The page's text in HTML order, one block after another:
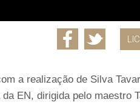
a realização de Silva
EN, dirigida pelo maestro